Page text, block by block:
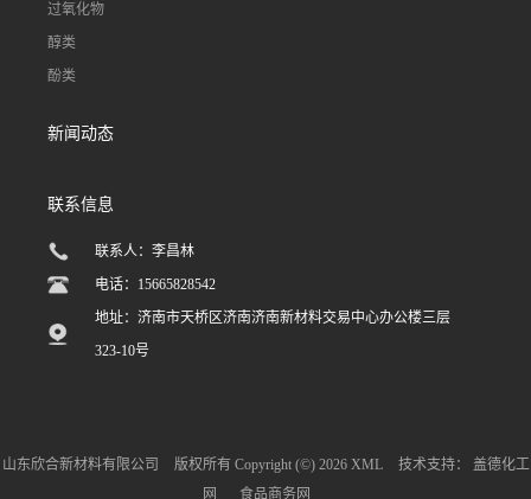
过氧化物
醇类
酚类
新闻动态
联系信息
联系人：李昌林
电话：15665828542
地址：济南市天桥区济南济南新材料交易中心办公楼三层
323-10号
山东欣合新材料有限公司 版权所有 Copyright (©) 2026 XML 技术支持：
盖德化工
网
食品商务网